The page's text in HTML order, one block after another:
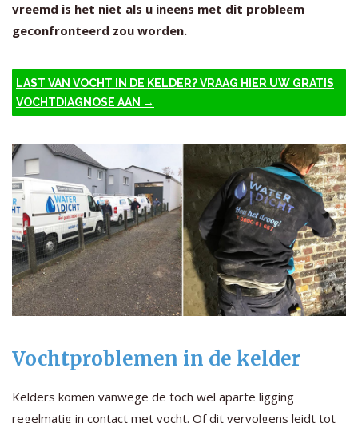
vreemd is het niet als u ineens met dit probleem
geconfronteerd zou worden.
LAST VAN VOCHT IN DE KELDER? VRAAG HIER UW GRATIS
VOCHTDIAGNOSE AAN →
Vochtproblemen in de kelder
Kelders komen vanwege de toch wel aparte ligging
regelmatig in contact met vocht. Of dit vervolgens leidt tot